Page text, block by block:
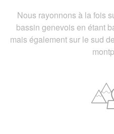
Nous rayonnons à la fois
bassin genevois en étant
mais également sur le sud